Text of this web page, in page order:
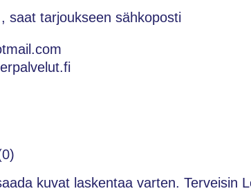
saat tarjoukseen sähkoposti
kuvat laskentaa varten. Terveisin